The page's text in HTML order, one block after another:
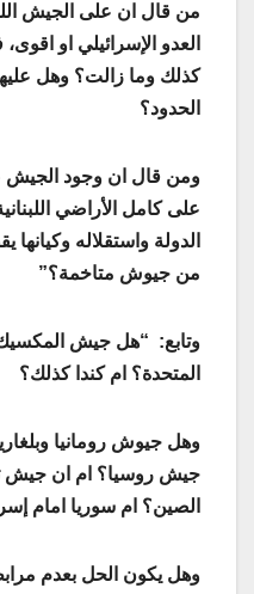
من قال ان على الجيش
العدو الإسرائيلي او
كذلك وما زالت؟ وهل
الحدود؟
ومن قال ان وجود الجيش
على كامل الأراضي
الدولة واستقلاله
من جيوش متاخمة؟”
وتابع: “هل جيش المكسيك
المتحدة؟ ام كندا كذلك؟
وهل جيوش رومانيا
جيش روسيا؟ ام ان جيش
الصين؟ ام سوريا امام
وهل يكون الحل بعدم